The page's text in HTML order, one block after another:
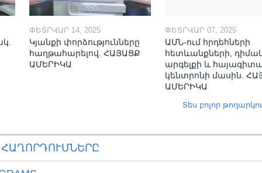
ՓԵՏՐՎԱՐ 14, 2025
Կյանքի փորձությունները
հաղթահարելով. ՀԱՅԱՑՔ
ԱՄԵՐԻԿԱ
ՓԵՏՐՎԱՐ 07, 2025
ԱՄՆ-ում հրդեհների
հետևանքների,
արգելքի և
կենտրոնի մասին.
ԱՄԵՐԻԿԱ
Տես բոլոր